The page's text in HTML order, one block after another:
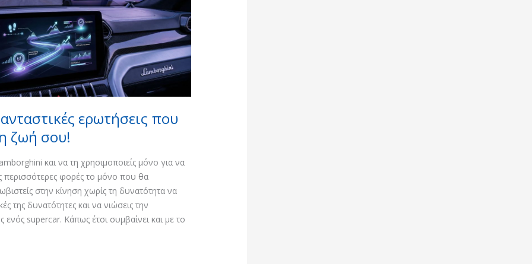
ερωτήσεις που
ζωή σου!
και να τη χρησιμοποιείς μόνο για να
περισσότερες φορές το μόνο που θα
στην κίνηση χωρίς τη δυνατότητα να
της δυνατότητες και να νιώσεις την
ενός supercar. Κάπως έτσι συμβαίνει και με το